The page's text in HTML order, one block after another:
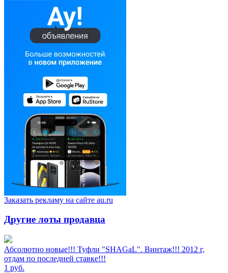
Заказать рекламу на сайте au.ru
Другие лоты продавца
Абсолютно новые!!! Туфли "SHAGаL". Винтаж!!! 2012 г,
отдам по последней ставке!!!
1 руб.